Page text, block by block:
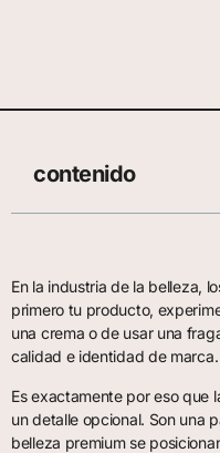
contenido
En la industria de la belleza,
primero tu producto,
una crema o de usar una
calidad e identidad de marca.
Es exactamente por eso que
un detalle opcional. Son una
belleza premium se